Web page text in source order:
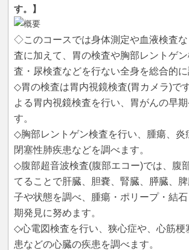
す。】
◇このコースでは身体測定や血液検査
査に加えて、胃の検査や胸部レントゲ
査・尿検査などを行ない全身を総合的に
◇胃の検査は胃内視鏡検査(胃カメラ)で
よる胃内視鏡検査を行い、胃がんの早
す。
◇胸部レントゲン検査を行い、腫瘍、炎
閉塞性肺疾患などを調べます。
◇腹部超音波検査(腹部エコー)では、腹
てることで肝臓、胆嚢、腎臓、膵臓、
子や状態を調べ、腫瘍・ポリープ・結
期発見に努めます。
◇心電図検査を行い、狭心症や、心筋梗
患などの心臓の疾患を調べます。